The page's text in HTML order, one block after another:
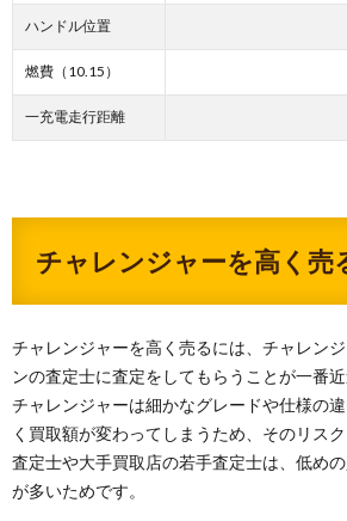
ハンドル位置
燃費（10.15）
一充電走行距離
チャレンジャーを高く売
チャレンジャーを高く売るには、チャレン
ンの査定士に査定をしてもらうことが一番近
チャレンジャーは細かなグレードや仕様の
く買取額が変わってしまうため、そのリス
査定士や大手買取店の若手査定士は、低め
が多いためです。